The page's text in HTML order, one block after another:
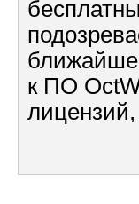
к ПО
лицензий,